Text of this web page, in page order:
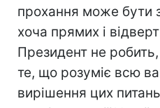
прохання може бути
хоча прямих і
Президент не
те, що розуміє всю
вирішення цих